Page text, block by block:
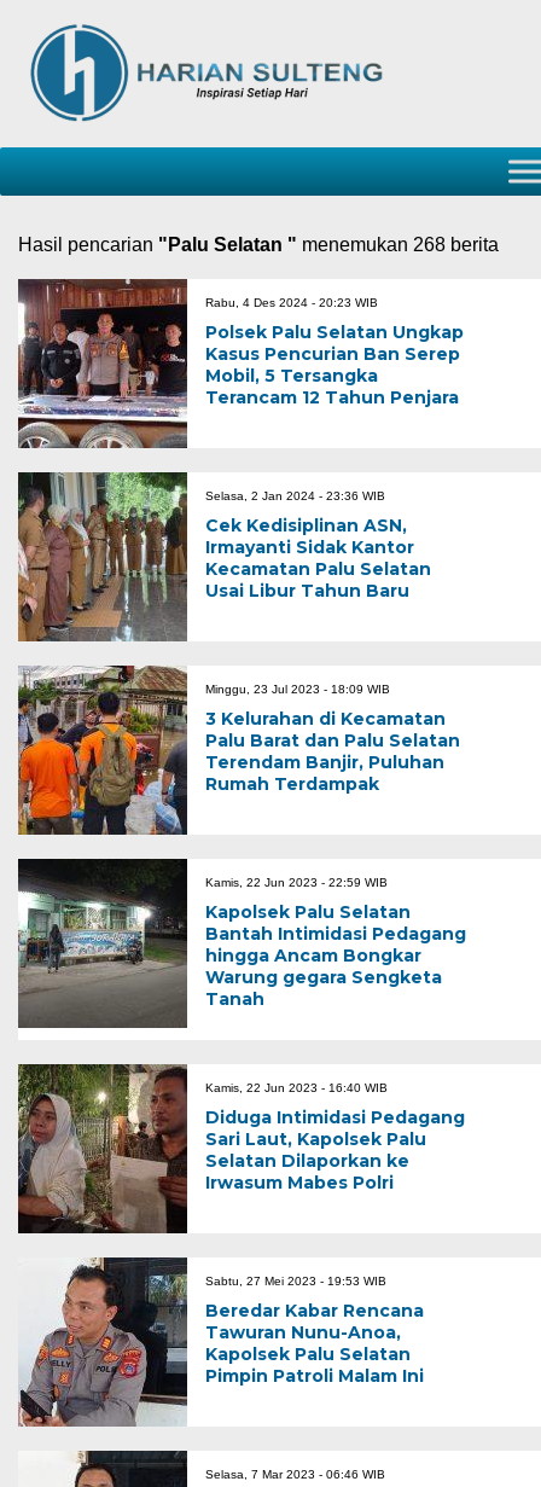
Hasil pencarian "Palu Selatan " menemukan 268 berita
Rabu, 4 Des 2024 - 20:23 WIB
Polsek Palu Selatan Ungkap
Kasus Pencurian Ban Serep
Mobil, 5 Tersangka
Terancam 12 Tahun Penjara
Selasa, 2 Jan 2024 - 23:36 WIB
Cek Kedisiplinan ASN,
Irmayanti Sidak Kantor
Kecamatan Palu Selatan
Usai Libur Tahun Baru
Minggu, 23 Jul 2023 - 18:09 WIB
3 Kelurahan di Kecamatan
Palu Barat dan Palu Selatan
Terendam Banjir, Puluhan
Rumah Terdampak
Kamis, 22 Jun 2023 - 22:59 WIB
Kapolsek Palu Selatan
Bantah Intimidasi Pedagang
hingga Ancam Bongkar
Warung gegara Sengketa
Tanah
Kamis, 22 Jun 2023 - 16:40 WIB
Diduga Intimidasi Pedagang
Sari Laut, Kapolsek Palu
Selatan Dilaporkan ke
Irwasum Mabes Polri
Sabtu, 27 Mei 2023 - 19:53 WIB
Beredar Kabar Rencana
Tawuran Nunu-Anoa,
Kapolsek Palu Selatan
Pimpin Patroli Malam Ini
Selasa, 7 Mar 2023 - 06:46 WIB